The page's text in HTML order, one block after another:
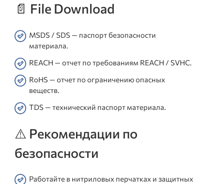
📄 File Download
MSDS / SDS — паспорт безопасности
материала.
REACH — отчет по требованиям REACH / SVHC.
RoHS — отчет по ограничению опасных
веществ.
TDS — технический паспорт материала.
⚠️ Рекомендации по
безопасности
Работайте в нитриловых перчатках и защитных